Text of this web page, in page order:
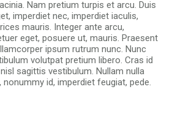
Nam pretium turpis et arcu. Duis
imperdiet nec, imperdiet iaculis,
mauris. Integer ante arcu,
eget, posuere ut, mauris. Praesent
ipsum rutrum nunc. Nunc
volutpat pretium libero. Cras id
sagittis vestibulum. Nullam nulla
id, imperdiet feugiat, pede.